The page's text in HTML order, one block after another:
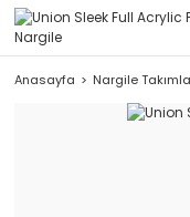
Anasayfa Nargile